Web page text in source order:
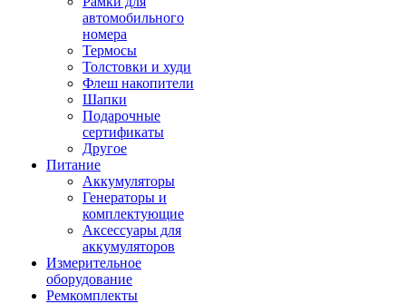
автомобильного
номера
Термосы
Толстовки и худи
Флеш накопители
Шапки
Подарочные
сертификаты
Другое
Питание
Аккумуляторы
Генераторы и
комплектующие
Аксессуары для
аккумуляторов
Измерительное
оборудование
Ремкомплекты